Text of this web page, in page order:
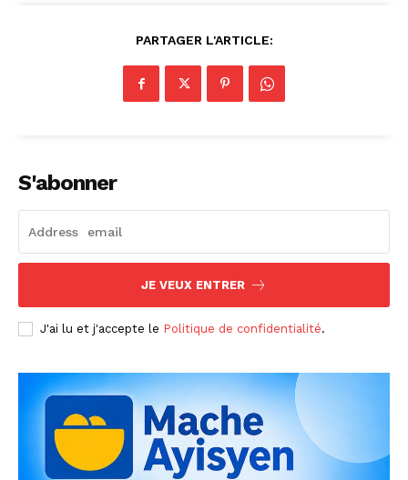
PARTAGER L'ARTICLE:
S'abonner
JE VEUX ENTRER
J'ai lu et j'accepte le Politique de confidentialité.